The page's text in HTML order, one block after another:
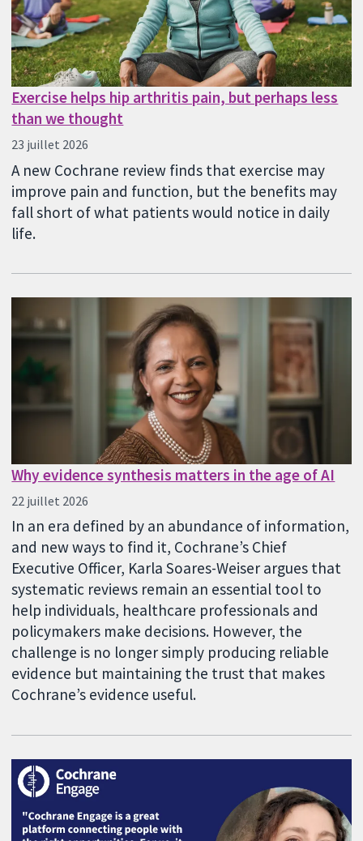
Exercise helps hip arthritis pain, but perhaps less
than we thought
23 juillet 2026
A new Cochrane review finds that exercise may
improve pain and function, but the benefits may
fall short of what patients would notice in daily
life.
Why evidence synthesis matters in the age of AI
22 juillet 2026
In an era defined by an abundance of information,
and new ways to find it, Cochrane’s Chief
Executive Officer, Karla Soares-Weiser argues that
systematic reviews remain an essential tool to
help individuals, healthcare professionals and
policymakers make decisions. However, the
challenge is no longer simply producing reliable
evidence but maintaining the trust that makes
Cochrane’s evidence useful.